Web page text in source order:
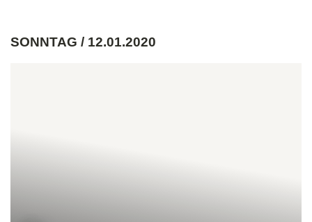
SONNTAG / 12.01.2020